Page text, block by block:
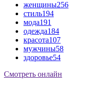
женщины256
стиль194
мода191
одежда184
красота107
мужчины58
здоровье54
Смотреть онлайн